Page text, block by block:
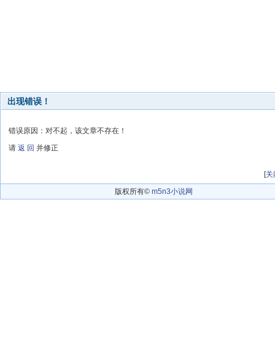
出现错误！
错误原因：对不起，该文章不存在！
请 返 回 并修正
[关
版权所有© m5n3小说网